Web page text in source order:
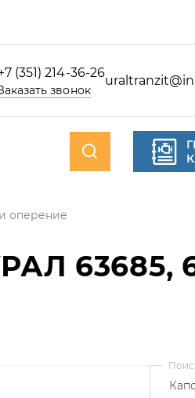
(351) 214-36-26
звонок
оперение
63685,